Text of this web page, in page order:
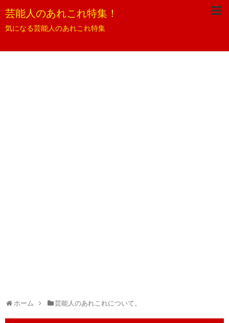
芸能人のあれこれ特集！
気になる芸能人のあれこれ特集
ホーム 芸能人のあれこれについて。